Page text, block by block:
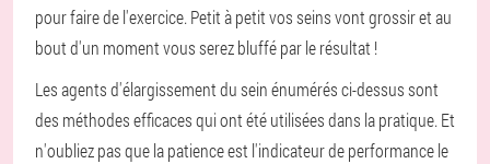
pour faire de l'exercice. Petit à petit vos seins vont grossir et au
bout d'un moment vous serez bluffé par le résultat !
Les agents d'élargissement du sein énumérés ci-dessus sont
des méthodes efficaces qui ont été utilisées dans la pratique. Et
n'oubliez pas que la patience est l'indicateur de performance le